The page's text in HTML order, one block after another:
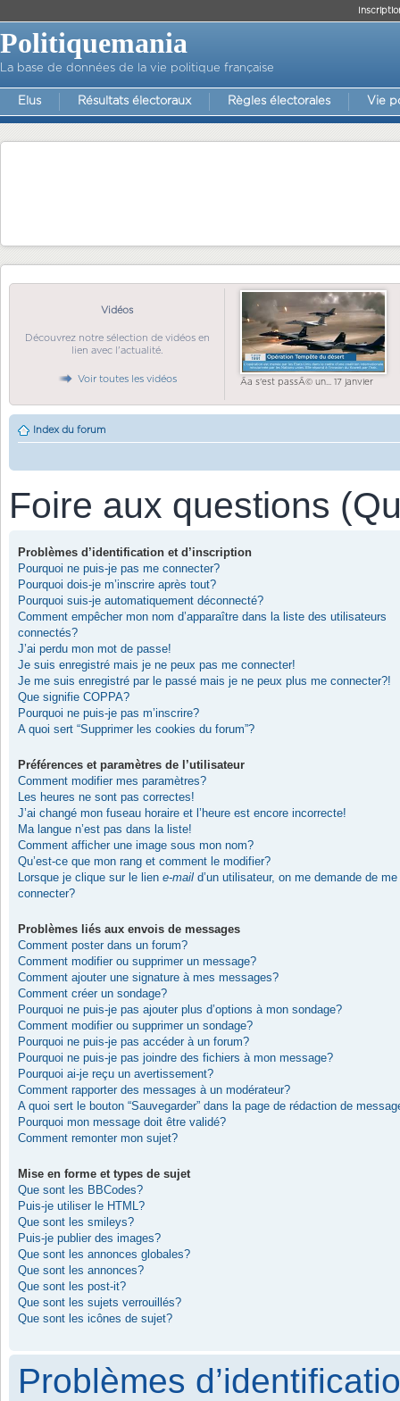
Politiquemania
La base de données de la vie politique française
Elus Résultats électoraux Règles électorales Vie
Vidéos
Découvrez notre sélection de vidéos en
lien avec l'actualité.
Voir toutes les vidéos Ãa s'est passÃ© un... 17 janvier
Index du forum
Foire aux questions
Problèmes d’identification et d’inscription
Pourquoi ne puis-je pas me connecter?
Pourquoi dois-je m’inscrire après tout?
Pourquoi suis-je automatiquement déconnecté?
Comment empêcher mon nom d’apparaître dans la liste des utilisateurs
connectés?
J’ai perdu mon mot de passe!
Je suis enregistré mais je ne peux pas me connecter!
Je me suis enregistré par le passé mais je ne peux plus me connecter?!
Que signifie COPPA?
Pourquoi ne puis-je pas m’inscrire?
A quoi sert “Supprimer les cookies du forum”?
Préférences et paramètres de l’utilisateur
Comment modifier mes paramètres?
Les heures ne sont pas correctes!
J’ai changé mon fuseau horaire et l’heure est encore incorrecte!
Ma langue n’est pas dans la liste!
Comment afficher une image sous mon nom?
Qu’est-ce que mon rang et comment le modifier?
Lorsque je clique sur le lien e-mail d’un utilisateur, on me demande de me
connecter?
Problèmes liés aux envois de messages
Comment poster dans un forum?
Comment modifier ou supprimer un message?
Comment ajouter une signature à mes messages?
Comment créer un sondage?
Pourquoi ne puis-je pas ajouter plus d’options à mon sondage?
Comment modifier ou supprimer un sondage?
Pourquoi ne puis-je pas accéder à un forum?
Pourquoi ne puis-je pas joindre des fichiers à mon message?
Pourquoi ai-je reçu un avertissement?
Comment rapporter des messages à un modérateur?
A quoi sert le bouton “Sauvegarder” dans la page de rédaction de
Pourquoi mon message doit être validé?
Comment remonter mon sujet?
Mise en forme et types de sujet
Que sont les BBCodes?
Puis-je utiliser le HTML?
Que sont les smileys?
Puis-je publier des images?
Que sont les annonces globales?
Que sont les annonces?
Que sont les post-it?
Que sont les sujets verrouillés?
Que sont les icônes de sujet?
Problèmes